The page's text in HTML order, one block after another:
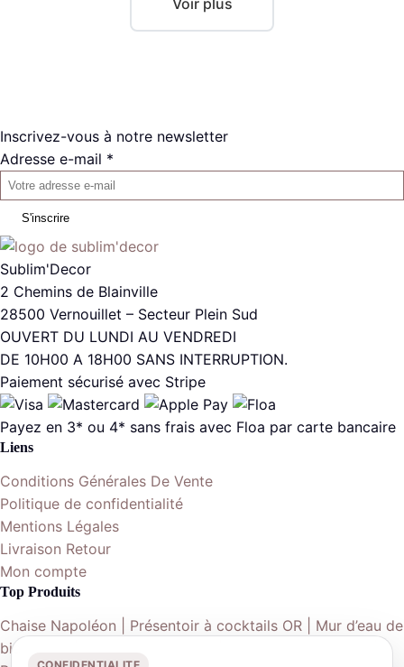
Inscrivez-vous à notre newsletter
Adresse e-mail *
S'inscrire
Sublim'Decor
2 Chemins de Blainville
28500 Vernouillet – Secteur Plein Sud
OUVERT DU LUNDI AU VENDREDI
DE 10H00 A 18H00 SANS INTERRUPTION.
Paiement sécurisé avec Stripe
Payez en 3* ou 4* sans frais avec Floa par carte bancaire
Liens
Conditions Générales De Vente
Politique de confidentialité
Mentions Légales
Livraison Retour
Mon compte
Top Produits
Chaise Napoléon | Présentoir à cocktails OR | Mur d’eau de
bienvenue | Table ronde 152cm | Nappe ronde 290cm |